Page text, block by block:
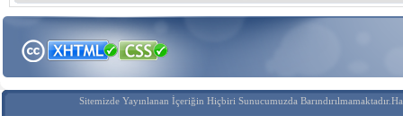
Sitemizde Yayınlanan İçeriğin Hiçbiri Sunucumuzda